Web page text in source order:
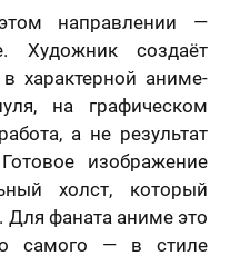
направлении —
Художник создаёт
характерной аниме-
на графическом
а не результат
изображение
холст, который
фаната аниме это
самого — в стиле